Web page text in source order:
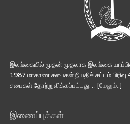
இலங்கையில் முதன் முதலாக இலங்கை யாப்பின்
1987 மாகாண சபைகள் நியதிச் சட்டம்
சபைகள் தோற்றுவிக்கப்பட்டது… [மேலும்..]
இணைப்புக்கள்